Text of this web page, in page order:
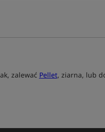
zalewać Pellet, ziarna, lub